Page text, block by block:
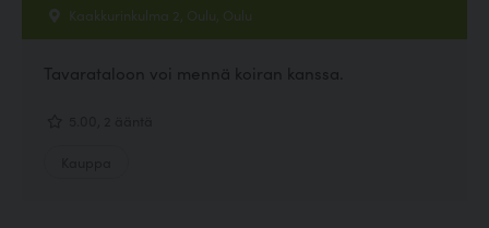
Kaakkurinkulma 2, Oulu, Oulu
Tavarataloon voi mennä koiran kanssa.